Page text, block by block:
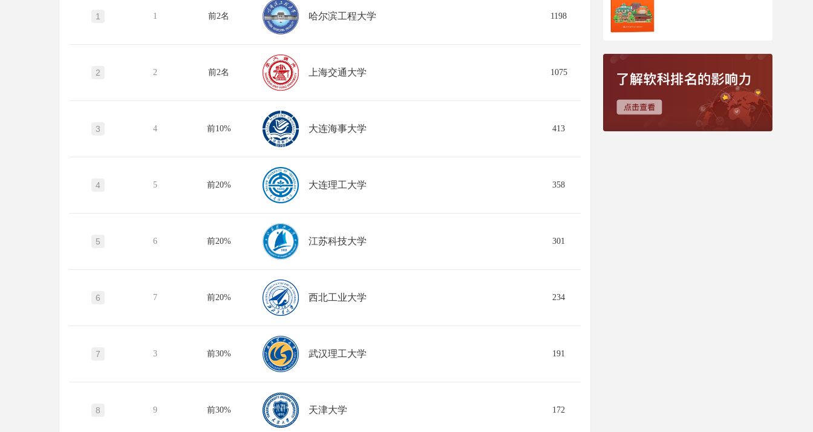
1 1 前2名 哈尔滨工程大学 1198
2 2 前2名 上海交通大学 1075
3 4 前10% 大连海事大学 413
4 5 前20% 大连理工大学 358
5 6 前20% 江苏科技大学 301
6 7 前20% 西北工业大学 234
7 3 前30% 武汉理工大学 191
8 9 前30% 天津大学 172